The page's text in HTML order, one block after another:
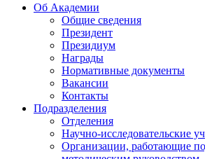
Об Академии
Общие сведения
Президент
Президиум
Награды
Нормативные документы
Вакансии
Контакты
Подразделения
Отделения
Научно-исследовательские
Организации, работающие